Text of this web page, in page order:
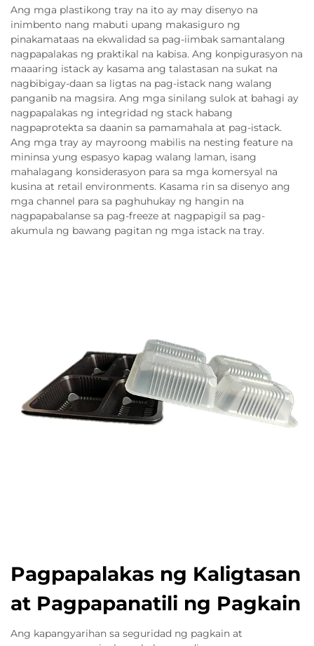
Ang mga plastikong tray na ito ay may disenyo na
inimbento nang mabuti upang makasiguro ng
pinakamataas na ekwalidad sa pag-iimbak samantalang
nagpapalakas ng praktikal na kabisa. Ang konpigurasyon na
maaaring istack ay kasama ang talastasan na sukat na
nagbibigay-daan sa ligtas na pag-istack nang walang
panganib na magsira. Ang mga sinilang sulok at bahagi ay
nagpapalakas ng integridad ng stack habang
nagpaprotekta sa daanin sa pamamahala at pag-istack.
Ang mga tray ay mayroong mabilis na nesting feature na
mininsa yung espasyo kapag walang laman, isang
mahalagang konsiderasyon para sa mga komersyal na
kusina at retail environments. Kasama rin sa disenyo ang
mga channel para sa paghuhukay ng hangin na
nagpapabalanse sa pag-freeze at nagpapigil sa pag-
akumula ng bawang pagitan ng mga istack na tray.
Pagpapalakas ng Kaligtasan
at Pagpapanatili ng Pagkain
Ang kapangyarihan sa seguridad ng pagkain at